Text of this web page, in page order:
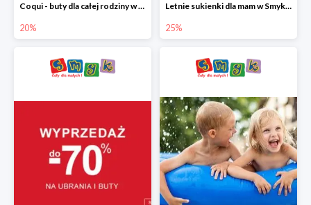
Coqui - buty dla całej rodziny w Smyku do -20%
20%
Letnie sukienki dla mam w Smyku do -25%
25%